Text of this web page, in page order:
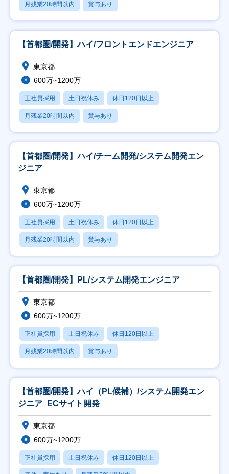
月残業20時間以内 賞与あり
【首都圏/開発】ハイ/フロントエンドエンジニア
東京都
600万~1200万
正社員採用 土日祝休み 休日120日以上
月残業20時間以内 賞与あり
【首都圏/開発】ハイ/チーム開発/システム開発エン
ジニア
東京都
600万~1200万
正社員採用 土日祝休み 休日120日以上
月残業20時間以内 賞与あり
【首都圏/開発】PL/システム開発エンジニア
東京都
600万~1200万
正社員採用 土日祝休み 休日120日以上
月残業20時間以内 賞与あり
【首都圏/開発】ハイ（PL候補）/システム開発エン
ジニア_ECサイト開発
東京都
600万~1200万
正社員採用 土日祝休み 休日120日以上